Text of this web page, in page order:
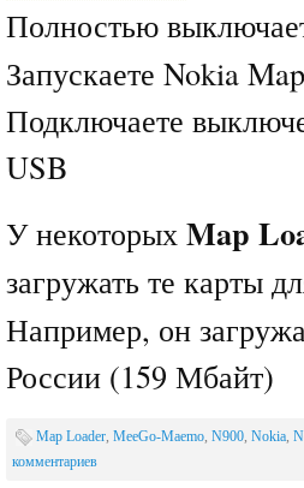
Полностью
Запускаете Nokia
Подключаете
USB
У некоторых Map
загружать те карты
Например, он
России (159 Мбайт)
Map Loader, MeeGo-Maemo, N900, Nokia,
комментариев